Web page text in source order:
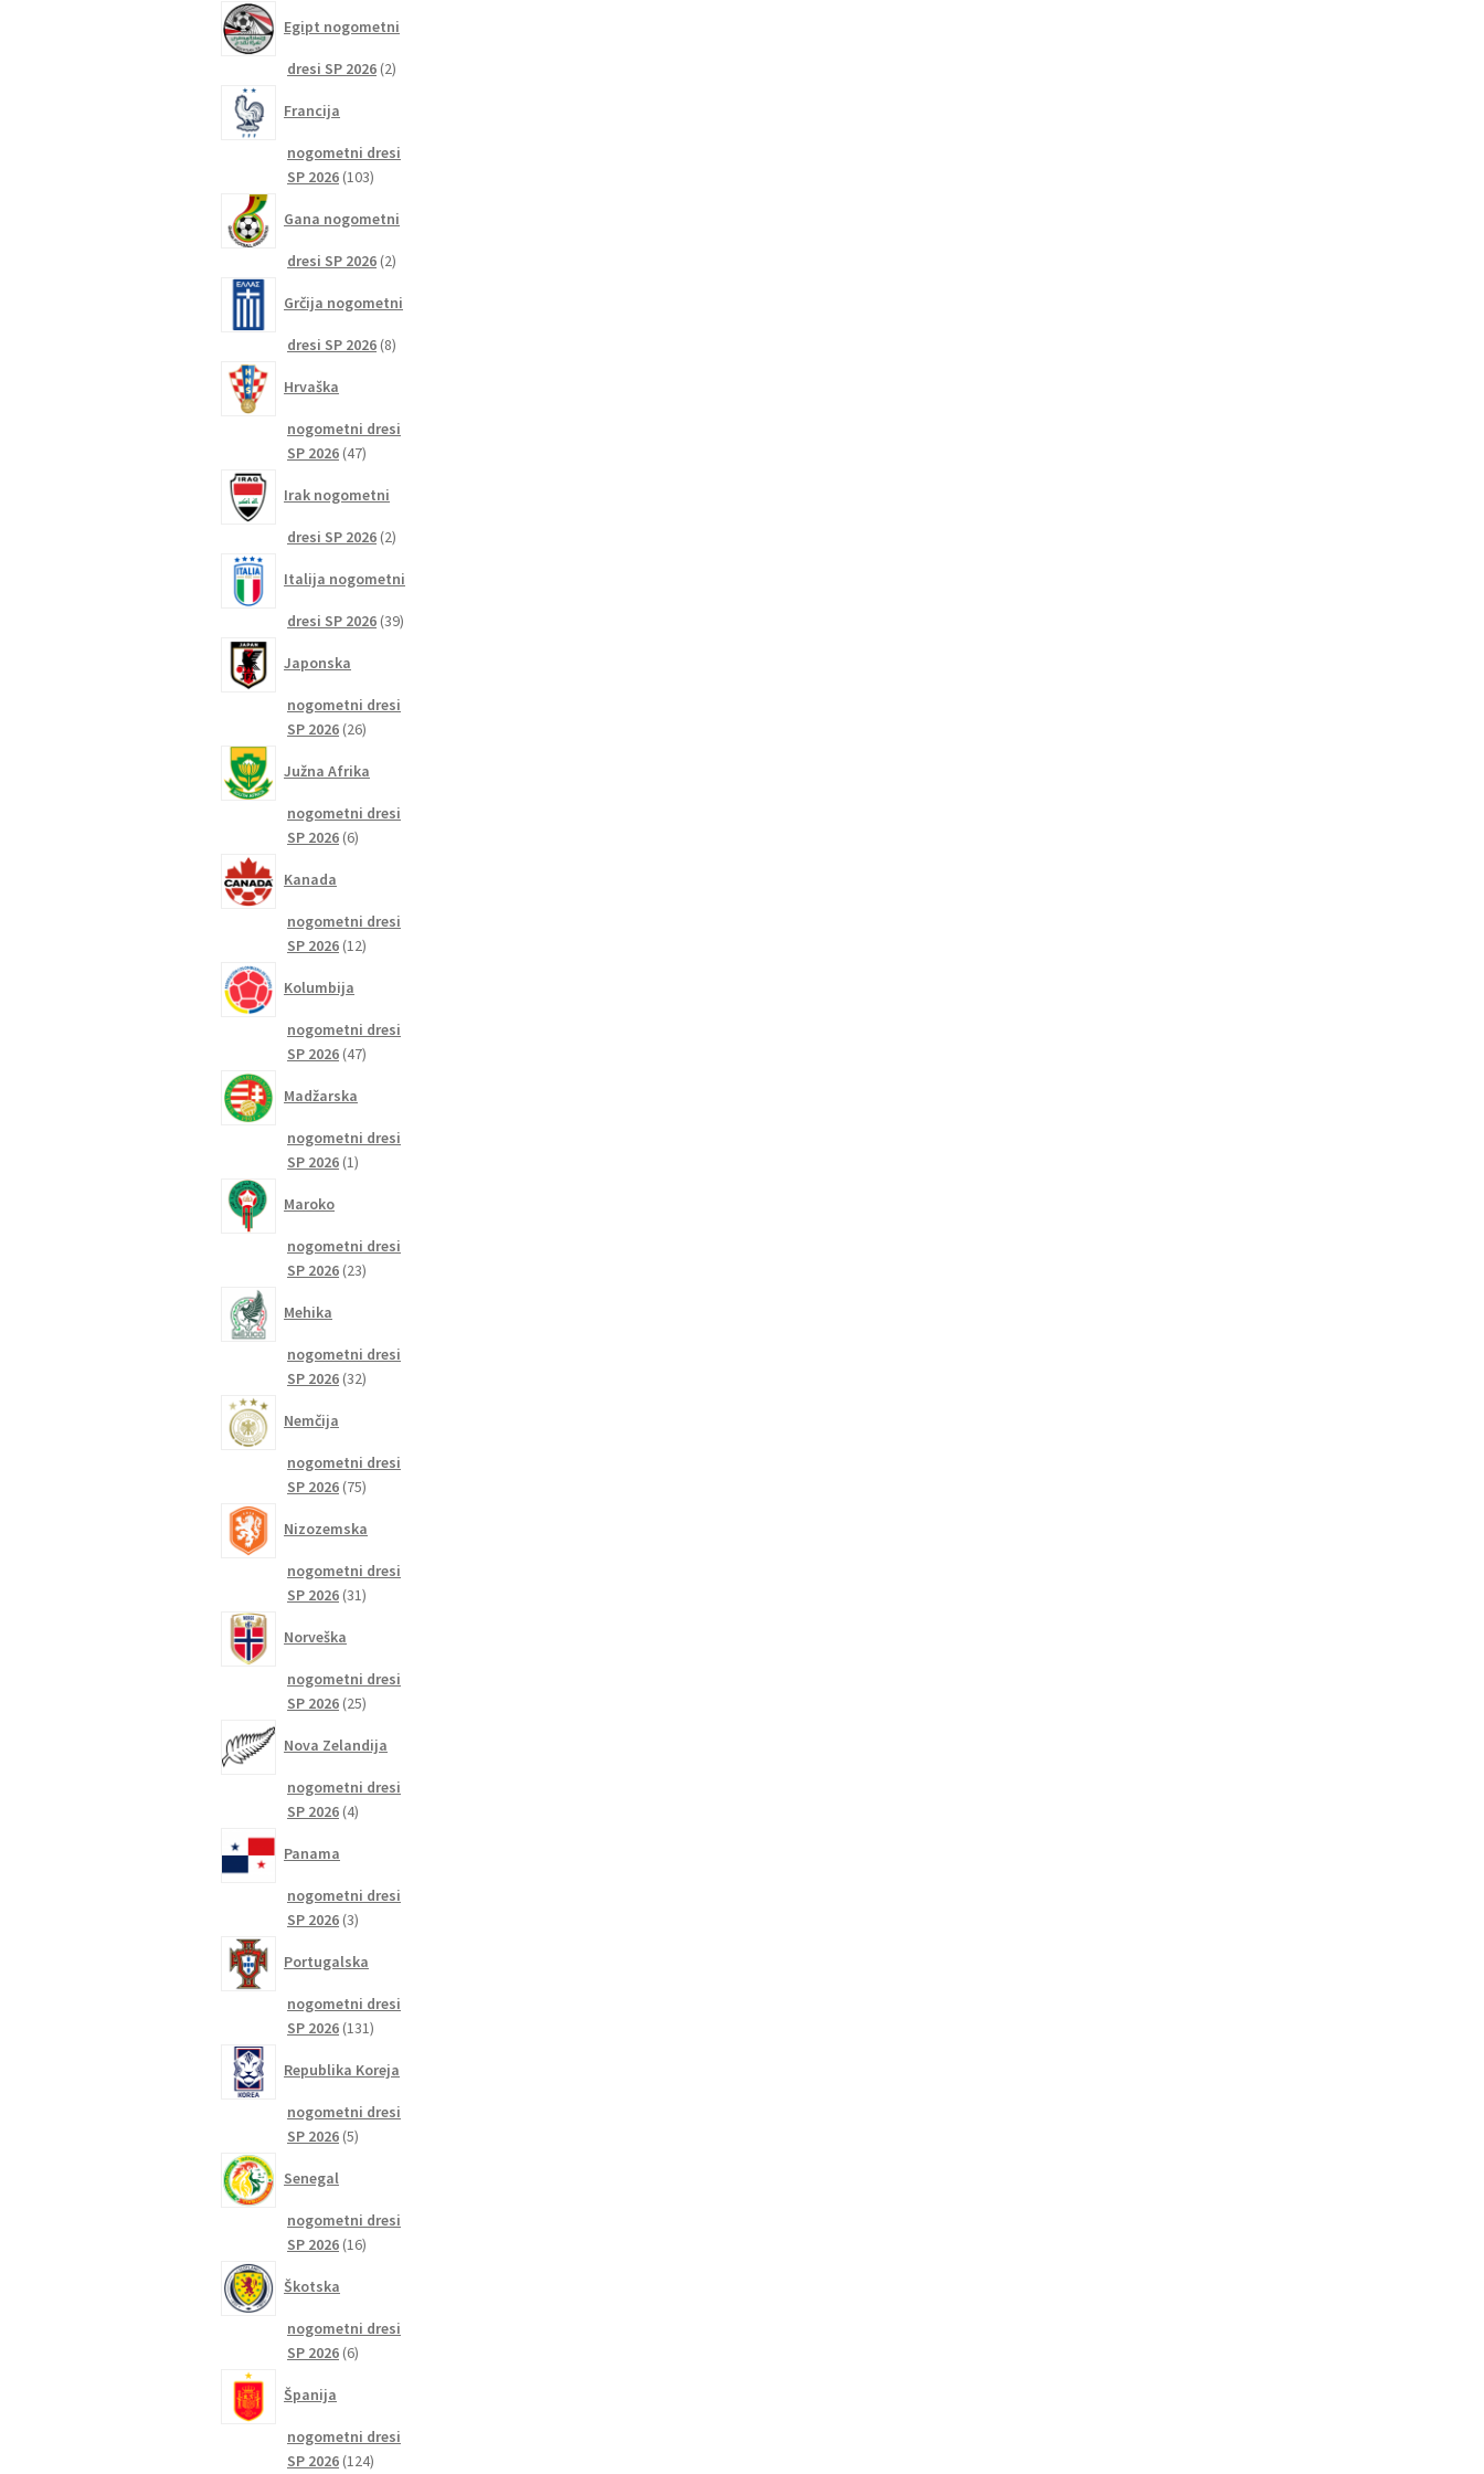
Egipt nogometni
dresi SP 2026 22
Francija
nogometni dresi
SP 2026 103103
Gana nogometni
dresi SP 2026 22
Grčija nogometni
dresi SP 2026 88
Hrvaška
nogometni dresi
SP 2026 4747
Irak nogometni
dresi SP 2026 22
Italija nogometni
dresi SP 2026 3939
Japonska
nogometni dresi
SP 2026 2626
Južna Afrika
nogometni dresi
SP 2026 66
Kanada
nogometni dresi
SP 2026 1212
Kolumbija
nogometni dresi
SP 2026 4747
Madžarska
nogometni dresi
SP 2026 11
Maroko
nogometni dresi
SP 2026 2323
Mehika
nogometni dresi
SP 2026 3232
Nemčija
nogometni dresi
SP 2026 7575
Nizozemska
nogometni dresi
SP 2026 3131
Norveška
nogometni dresi
SP 2026 2525
Nova Zelandija
nogometni dresi
SP 2026 44
Panama
nogometni dresi
SP 2026 33
Portugalska
nogometni dresi
SP 2026 131131
Republika Koreja
nogometni dresi
SP 2026 55
Senegal
nogometni dresi
SP 2026 1616
Škotska
nogometni dresi
SP 2026 66
Španija
nogometni dresi
SP 2026 124124